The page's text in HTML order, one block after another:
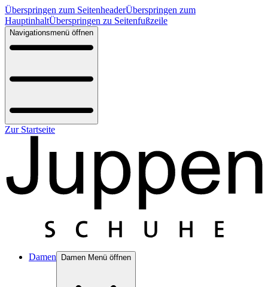
Überspringen zum SeitenheaderÜberspringen zum
HauptinhaltÜberspringen zu Seitenfußzeile
Navigationsmenü öffnen
Zur Startseite
Damen Damen Menü öffnen